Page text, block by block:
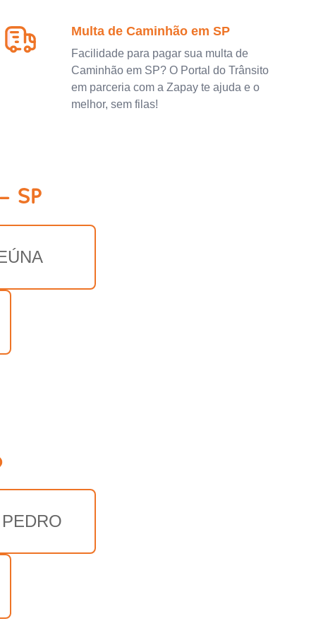
Multa de Caminhão em SP
Facilidade para pagar sua multa de
Caminhão em SP? O Portal do Trânsito
em parceria com a Zapay te ajuda e o
melhor, sem filas!
SP